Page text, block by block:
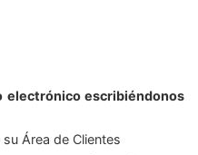
electrónico escribiéndonos
Área de Clientes